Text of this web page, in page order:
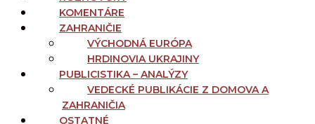
KOMENTÁRE
ZAHRANIČIE
VÝCHODNÁ EURÓPA
HRDINOVIA UKRAJINY
PUBLICISTIKA – ANALÝZY
VEDECKÉ PUBLIKÁCIE Z DOMOVA A
ZAHRANIČIA
OSTATNÉ